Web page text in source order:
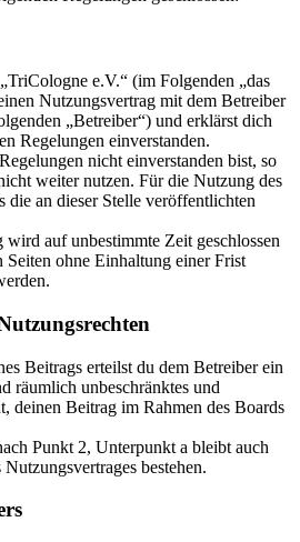
e.V.“ (im Folgenden „das
Nutzungsvertrag mit dem Betreiber
„Betreiber“) und erklärst dich
Regelungen einverstanden.
nicht einverstanden bist, so
weiter nutzen. Für die Nutzung des
die an dieser Stelle veröffentlichten
auf unbestimmte Zeit geschlossen
Seiten ohne Einhaltung einer Frist
Beitrags erteilst du dem Betreiber ein
räumlich unbeschränktes und
deinen Beitrag im Rahmen des Boards
Punkt 2, Unterpunkt a bleibt auch
bestehen.